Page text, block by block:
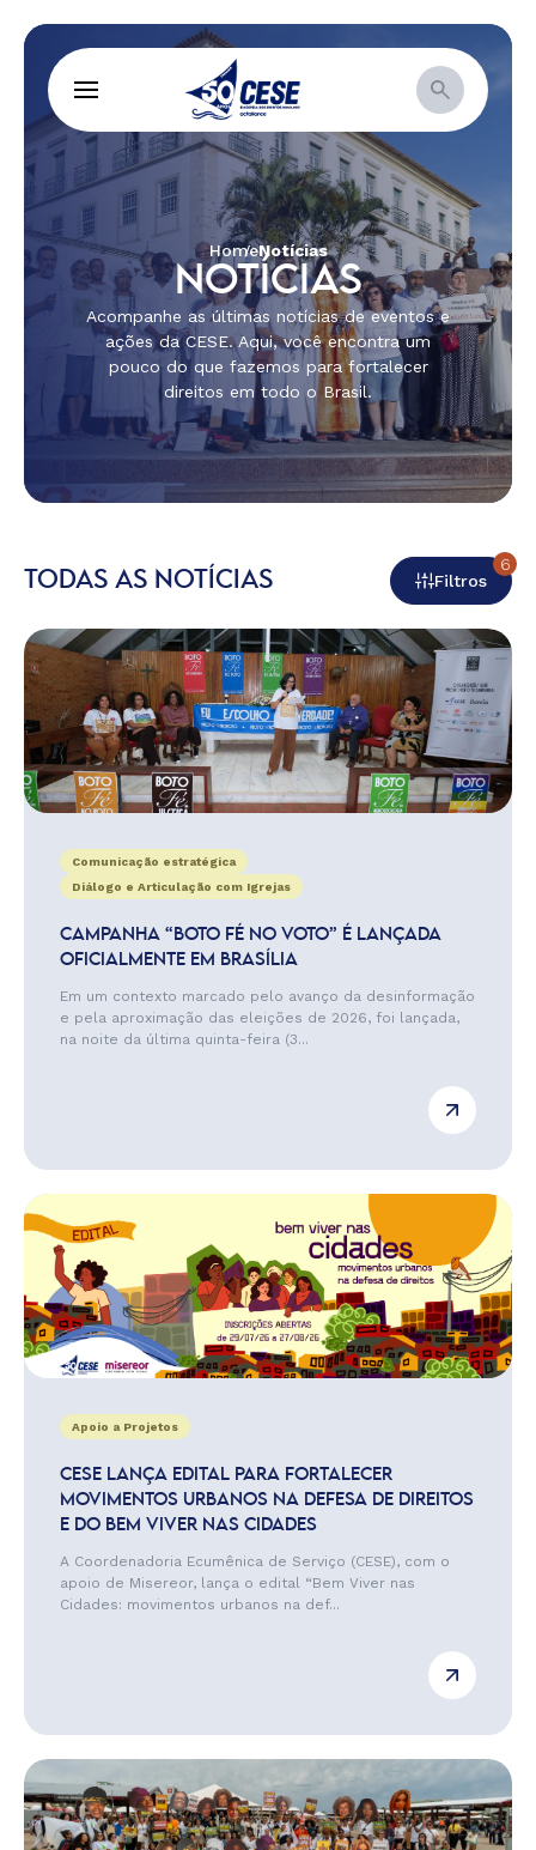
HomeNotícias
NOTÍCIAS
Acompanhe as últimas notícias de eventos e
ações da CESE. Aqui, você encontra um
pouco do que fazemos para fortalecer
direitos em todo o Brasil.
TODAS AS NOTÍCIAS Filtros
6
Comunicação estratégica
Diálogo e Articulação com Igrejas
CAMPANHA “BOTO FÉ NO VOTO” É LANÇADA
OFICIALMENTE EM BRASÍLIA
Em um contexto marcado pelo avanço da desinformação
e pela aproximação das eleições de 2026, foi lançada,
na noite da última quinta-feira (3...
Apoio a Projetos
CESE LANÇA EDITAL PARA FORTALECER
MOVIMENTOS URBANOS NA DEFESA DE DIREITOS
E DO BEM VIVER NAS CIDADES
A Coordenadoria Ecumênica de Serviço (CESE), com o
apoio de Misereor, lança o edital “Bem Viver nas
Cidades: movimentos urbanos na def...